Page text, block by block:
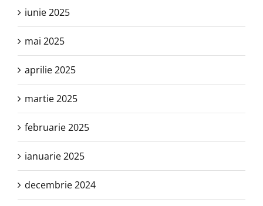
iunie 2025
mai 2025
aprilie 2025
martie 2025
februarie 2025
ianuarie 2025
decembrie 2024